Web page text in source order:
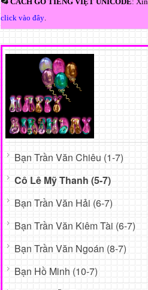
click vào đây
Bạn Trần Văn Chiêu (1-7)
Cô Lê Mỹ Thanh (5-7)
Bạn Trần Văn Hải (6-7)
Bạn Trần Văn Kiêm Tài (6-7)
Bạn Trần Văn Ngoán (8-7)
Bạn Hồ Minh (10-7)